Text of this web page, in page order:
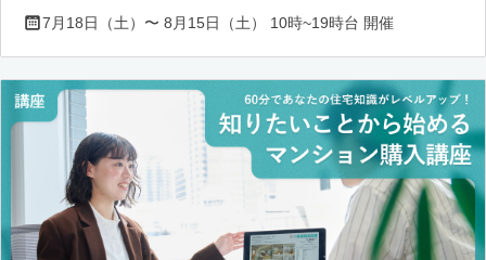
7月18日（土）〜 8月15日（土） 10時~19時台 開催